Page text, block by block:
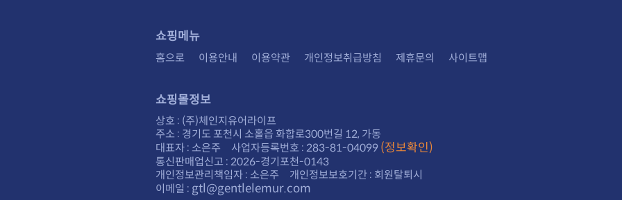
쇼핑메뉴
홈으로 이용안내 이용약관 개인정보취급방침 제휴문의 사이트맵
쇼핑몰정보
상호 : (주)체인지유어라이프
주소 : 경기도 포천시 소홀읍 화합로300번길 12, 가동
대표자 : 소은주 사업자등록번호 : 283-81-04099 (정보확인)
통신판매업신고 : 2026-경기포천-0143
개인정보관리책임자 : 소은주 개인정보보호기간 : 회원탈퇴시
이메일 : gtl@gentlelemur.com